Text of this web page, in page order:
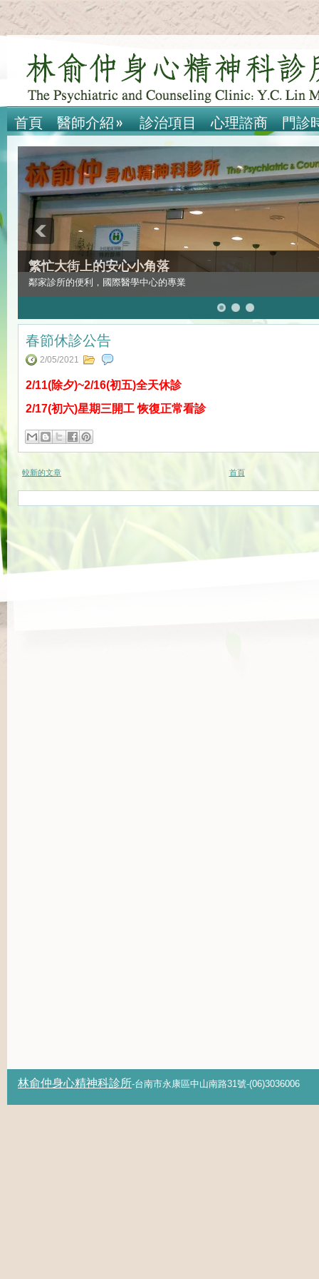
首頁 醫師介紹» 診治項目 心理諮商 門診
繁忙大街上的安心小角落
鄰家診所的便利，國際醫學中心的專業
春節休診公告
2/05/2021
2/11(除夕)~2/16(初五)全天休診
2/17(初六)星期三開工 恢復正常看診
較新的文章 首頁
林俞仲身心精神科診所-台南市永康區中山南路31號-(06)3036006